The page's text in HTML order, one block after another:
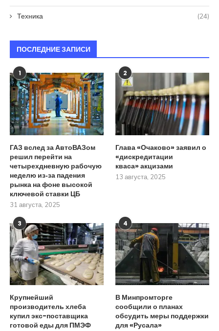
Техника (24)
ПОСЛЕДНИЕ ЗАПИСИ
1
ГАЗ вслед за АвтоВАЗом
решил перейти на
четырехдневную рабочую
неделю из‑за падения
рынка на фоне высокой
ключевой ставки ЦБ
31 августа, 2025
2
Глава «Очаково» заявил о
«дискредитации
кваса» акцизами
13 августа, 2025
3
Крупнейший
производитель хлеба
купил экс-поставщика
готовой еды для ПМЭФ
4
В Минпромторге
сообщили о планах
обсудить меры поддержки
для «Русала»